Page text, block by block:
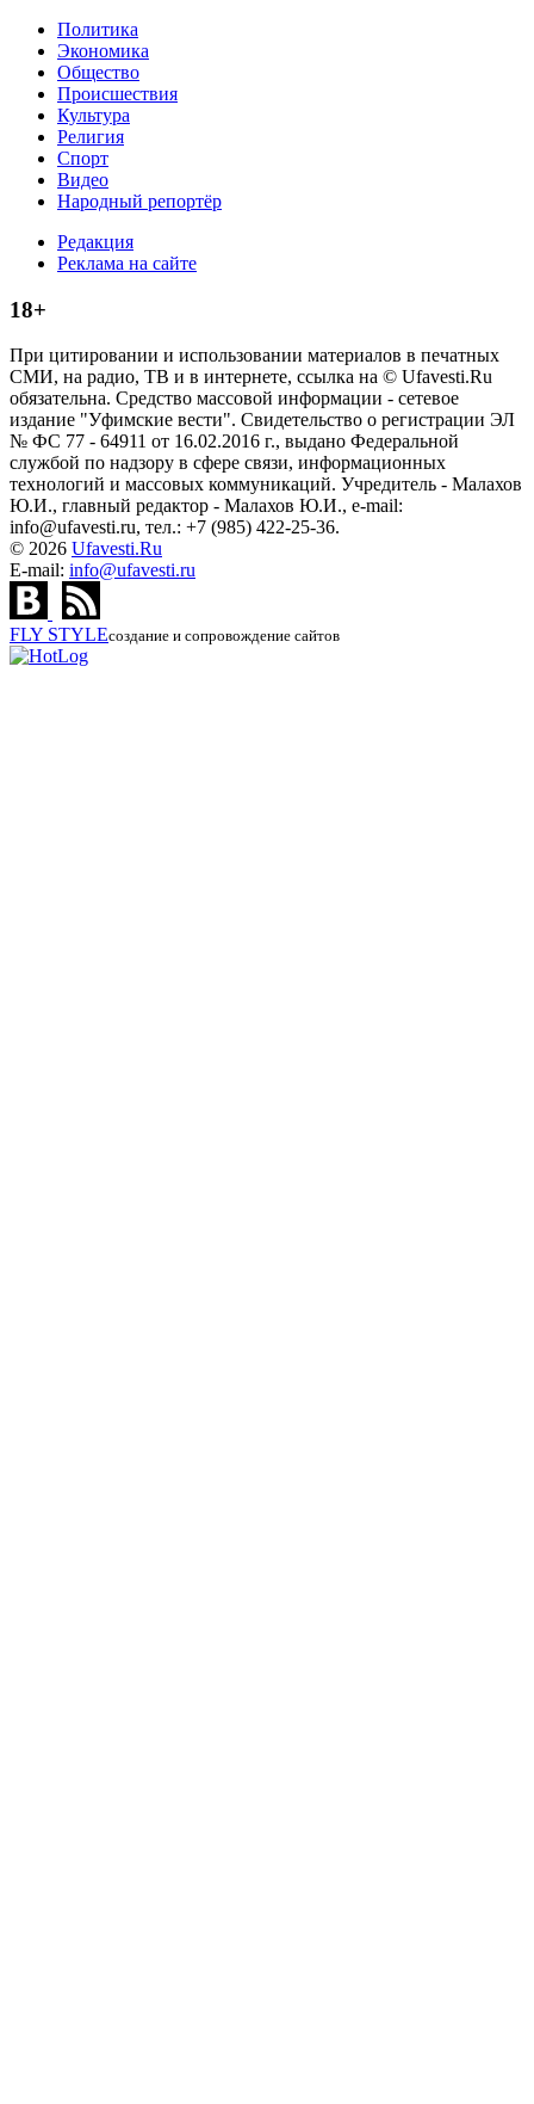
Политика
Экономика
Общество
Происшествия
Культура
Религия
Спорт
Видео
Народный репортёр
Редакция
Реклама на сайте
18+
При цитировании и использовании материалов в печатных
СМИ, на радио, ТВ и в интернете, ссылка на © Ufavesti.Ru
обязательна. Средство массовой информации - сетевое
издание "Уфимские вести". Свидетельство о регистрации ЭЛ
№ ФС 77 - 64911 от 16.02.2016 г., выдано Федеральной
службой по надзору в сфере связи, информационных
технологий и массовых коммуникаций. Учредитель - Малахов
Ю.И., главный редактор - Малахов Ю.И., e-mail:
info@ufavesti.ru, тел.: +7 (985) 422-25-36.
© 2026 Ufavesti.Ru
E-mail: info@ufavesti.ru
FLY STYLEсоздание и сопровождение сайтов